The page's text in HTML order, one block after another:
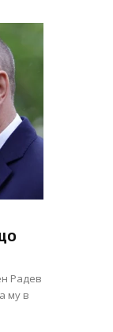
Радев
му в